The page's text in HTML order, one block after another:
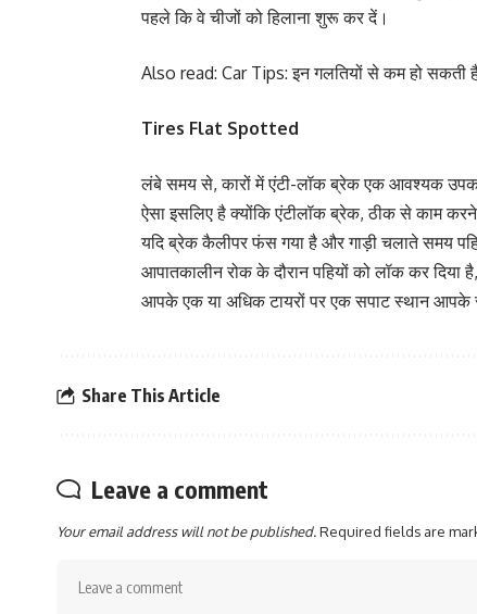
पहले कि वे चीजों को हिलाना शुरू कर दें।
Also read: Car Tips: इन गलतियों से कम हो
Tires Flat Spotted
लंबे समय से, कारों में एंटी-लॉक ब्रेक एक आवश्यक
ऐसा इसलिए है क्योंकि एंटीलॉक ब्रेक, ठीक से काम
यदि ब्रेक कैलीपर फंस गया है और गाड़ी चलाते समय
आपातकालीन रोक के दौरान पहियों को लॉक कर
आपके एक या अधिक टायरों पर एक सपाट स्थान आपके
Share This Article
Leave a comment
Your email address will not be published.Required fields are